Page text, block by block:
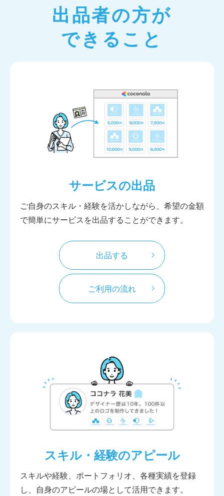
出品者の方が
できること
サービスの出品
ご自身のスキル・経験を活かしながら、希望の金額
で簡単にサービスを出品することができます。
出品する
ご利用の流れ
スキル・経験のアピール
スキルや経験、ポートフォリオ、各種実績を登録
し、自身のアピールの場として活用できます。